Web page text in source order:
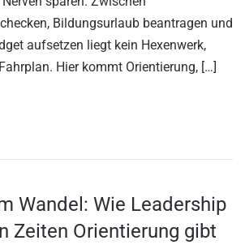
Bildungsurlaub beantragen und
aufsetzen liegt kein Hexenwerk,
Hier kommt Orientierung, […]
Wandel: Wie Leadership
Zeiten Orientierung gibt